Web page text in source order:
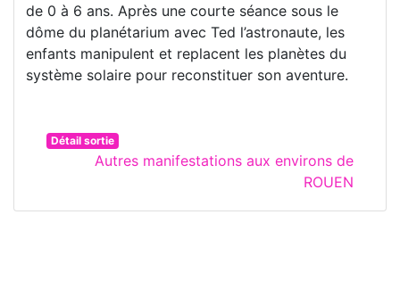
de 0 à 6 ans. Après une courte séance sous le
dôme du planétarium avec Ted l’astronaute, les
enfants manipulent et replacent les planètes du
système solaire pour reconstituer son aventure.
Détail sortie
Autres manifestations aux environs de
ROUEN